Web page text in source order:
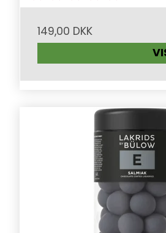
149,00 DKK